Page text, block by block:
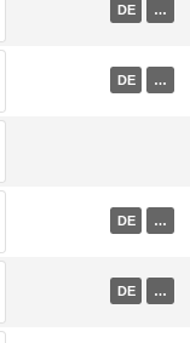
DE …
DE …
DE …
DE …